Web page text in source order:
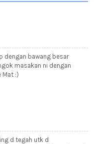
dengan bawang besar
masakan ni dengan
Mat :)
d tegah utk d